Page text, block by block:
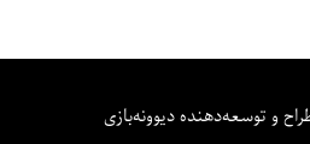
و توسعه‌دهنده دیوونه‌بازی